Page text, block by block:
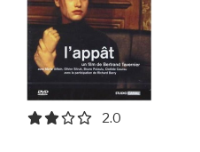
2.0 out of 5.0 stars
2.0